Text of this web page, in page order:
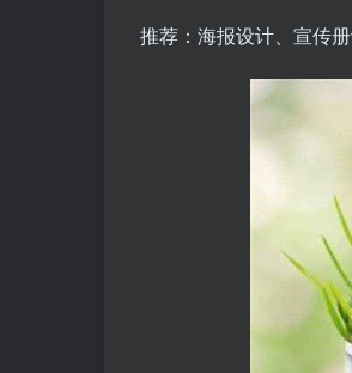
推荐：海报设计、宣传